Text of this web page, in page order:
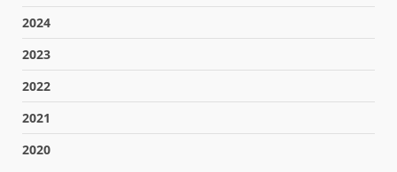
2024
2023
2022
2021
2020